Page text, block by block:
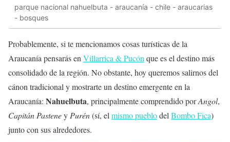
parque nacional nahuelbuta - araucanía - chile - araucarias
- bosques
Probablemente, si te mencionamos cosas turísticas de la
Araucanía pensarás enVillarrica & Pucónque es el destino más
consolidado de la región. No obstante, hoy queremos salirnos del
cánon tradicional y mostrarte un destino emergente en la
Araucanía: Nahuelbuta, principalmente comprendido porAngol,
Capitán PasteneyPurén(sí, elmismo pueblodelBombo Fica)
junto con sus alrededores.